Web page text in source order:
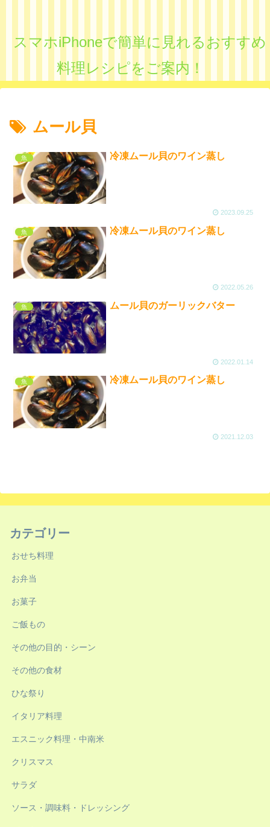
スマホiPhoneで簡単に見れるおすすめ
料理レシピをご案内！
ムール貝
魚 冷凍ムール貝のワイン蒸し
2023.09.25
魚 冷凍ムール貝のワイン蒸し
2022.05.26
魚 ムール貝のガーリックバター
2022.01.14
魚 冷凍ムール貝のワイン蒸し
2021.12.03
カテゴリー
おせち料理
お弁当
お菓子
ご飯もの
その他の目的・シーン
その他の食材
ひな祭り
イタリア料理
エスニック料理・中南米
クリスマス
サラダ
ソース・調味料・ドレッシング